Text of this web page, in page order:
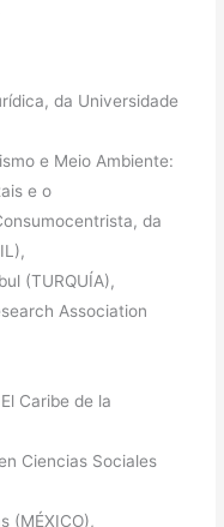
da Universidade
e Meio Ambiente:
e o
da
(TURQUÍA),
Association
Caribe de la
Ciencias Sociales
(MÉXICO),